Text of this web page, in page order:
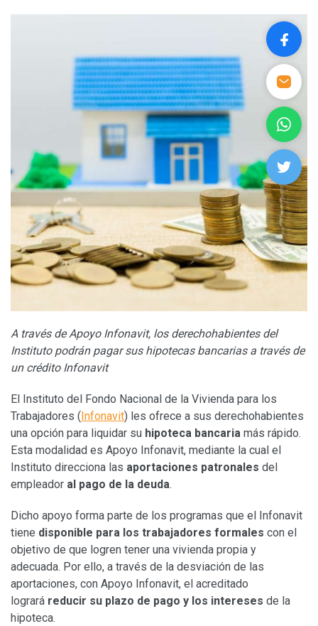
A través de Apoyo Infonavit, los derechohabientes del
Instituto podrán pagar sus hipotecas bancarias a través de
un crédito Infonavit
El Instituto del Fondo Nacional de la Vivienda para los
Trabajadores (Infonavit) les ofrece a sus derechohabientes
una opción para liquidar su hipoteca bancaria más rápido.
Esta modalidad es Apoyo Infonavit, mediante la cual el
Instituto direcciona las aportaciones patronales del
empleador al pago de la deuda.
Dicho apoyo forma parte de los programas que el Infonavit
tiene disponible para los trabajadores formales con el
objetivo de que logren tener una vivienda propia y
adecuada. Por ello, a través de la desviación de las
aportaciones, con Apoyo Infonavit, el acreditado
logrará reducir su plazo de pago y los intereses de la
hipoteca.